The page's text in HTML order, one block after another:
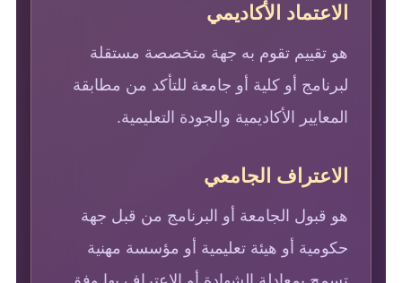
الاعتماد الأكاديمي
هو تقييم تقوم به جهة متخصصة مستقلة
لبرنامج أو كلية أو جامعة للتأكد من مطابقة
المعايير الأكاديمية والجودة التعليمية.
الاعتراف الجامعي
هو قبول الجامعة أو البرنامج من قبل جهة
حكومية أو هيئة تعليمية أو مؤسسة مهنية